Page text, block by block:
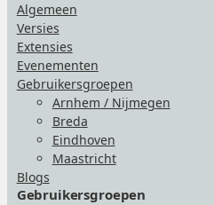
Algemeen
Versies
Extensies
Evenementen
Gebruikersgroepen
Arnhem / Nijmegen
Breda
Eindhoven
Maastricht
Blogs
Gebruikersgroepen